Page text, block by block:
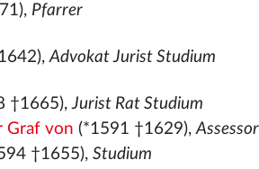
Pfarrer
Advokat Jurist Studium
†1665),Jurist Rat Studium
Graf von (*1591 †1629),
†1655),Studium